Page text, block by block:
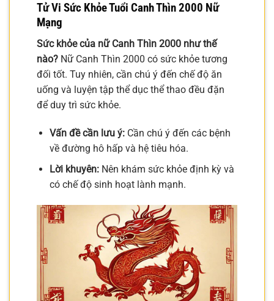
Tử Vi Sức Khỏe Tuổi Canh Thìn 2000 Nữ
Mạng
Sức khỏe của nữ Canh Thìn 2000 như thế
nào? Nữ Canh Thìn 2000 có sức khỏe tương
đối tốt. Tuy nhiên, cần chú ý đến chế độ ăn
uống và luyện tập thể dục thể thao đều đặn
để duy trì sức khỏe.
Vấn đề cần lưu ý:Cần chú ý đến các bệnh
về đường hô hấp và hệ tiêu hóa.
Lời khuyên:Nên khám sức khỏe định kỳ và
có chế độ sinh hoạt lành mạnh.